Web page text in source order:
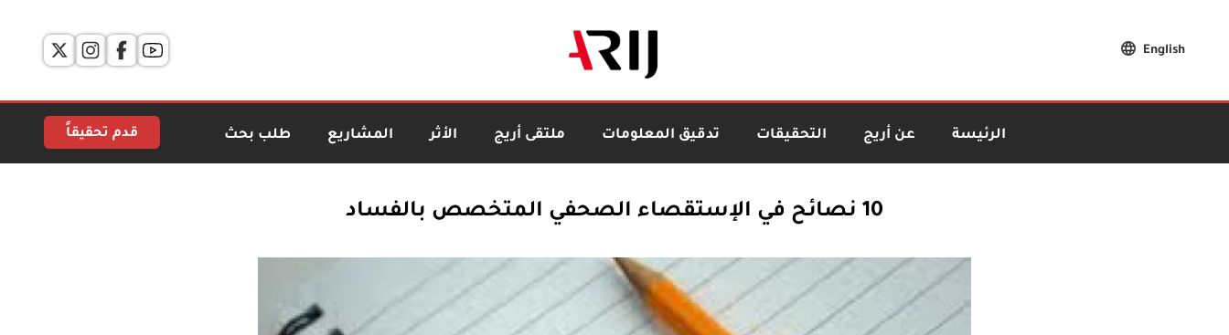
English
الرئيسة عن أريج التحقيقات تدقيق المعلومات ملتقى أريج الأثر المشاريع طلب بحث قدم تحقيقاً
10 نصائح في الإستقصاء الصحفي المتخصص بالفساد